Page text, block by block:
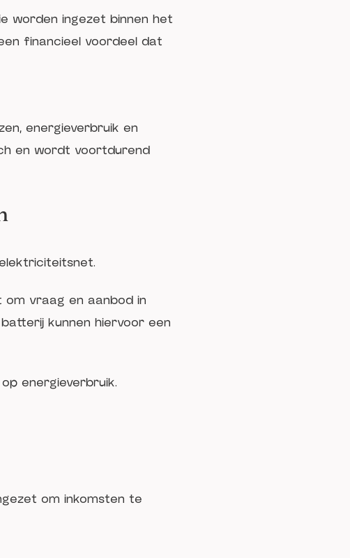
worden ingezet binnen het
financieel voordeel dat
energieverbruik en
en wordt voortdurend
vraag en aanbod in
kunnen hiervoor een
energieverbruik.
om inkomsten te